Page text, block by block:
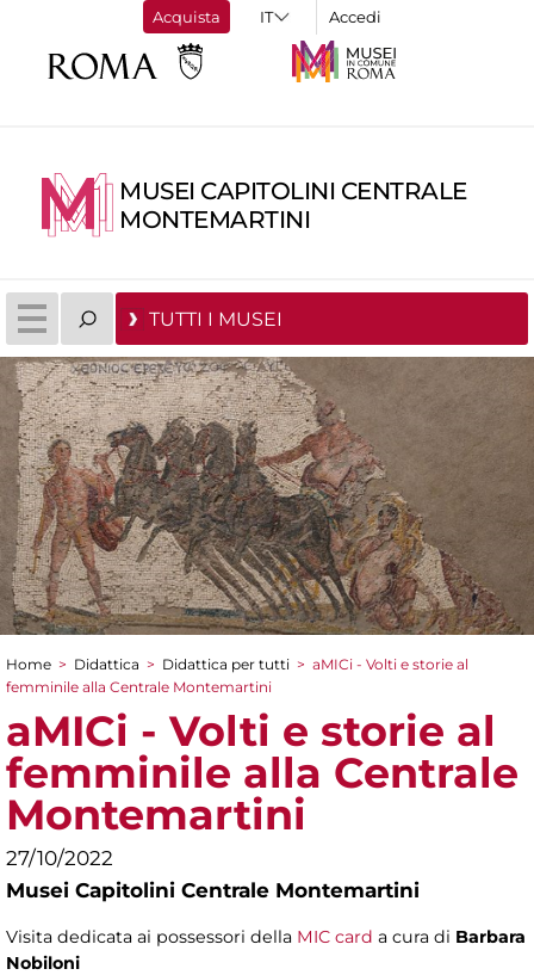
Acquista Accedi
MUSEI CAPITOLINI CENTRALE
MONTEMARTINI
TUTTI I MUSEI
Tu sei qui
Home > Didattica > Didattica per tutti > aMICi - Volti e storie al
femminile alla Centrale Montemartini
aMICi - Volti e storie al
femminile alla Centrale
Montemartini
27/10/2022
Musei Capitolini Centrale Montemartini
Visita dedicata ai possessori della MIC card a cura di Barbara
Nobiloni